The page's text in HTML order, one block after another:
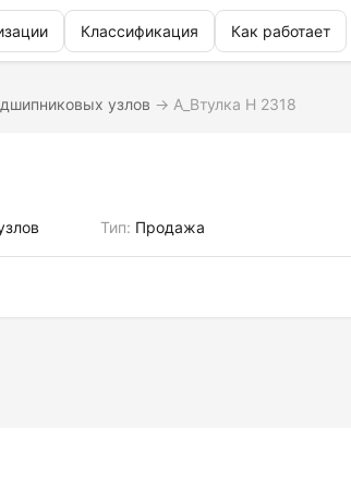
Классификация Как работает
узлов → A_Втулка H 2318
Тип: Продажа